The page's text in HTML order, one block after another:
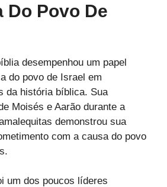
Do Povo De
desempenhou um papel
do povo de Israel em
da história bíblica. Sua
Moisés e Aarão durante a
demonstrou sua
com a causa do povo
um dos poucos líderes